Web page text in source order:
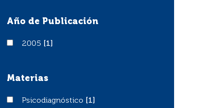
Año de Publicación
20052005 [1]
Materias
Psicodiagnóstico
Psicodiagnóstico [1]